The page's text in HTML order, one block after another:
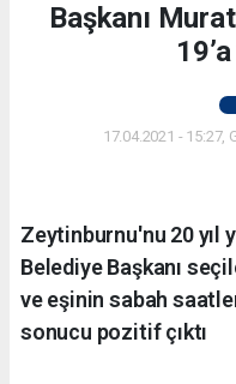
Başkanı
17.04.2021 - 15:27,
Zeytinburnu'nu 20 yıl
Belediye Başkanı
ve eşinin sabah
sonucu pozitif çıktı